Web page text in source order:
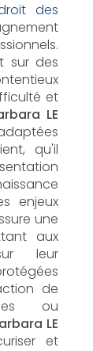
des
sur des
et
LE
qu'il
enjeux
une
aux
leur
de
ou
LE
et